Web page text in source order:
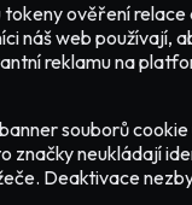
ověření relace
náš web používají,
reklamu na
souborů
značky neukládají
Deaktivace